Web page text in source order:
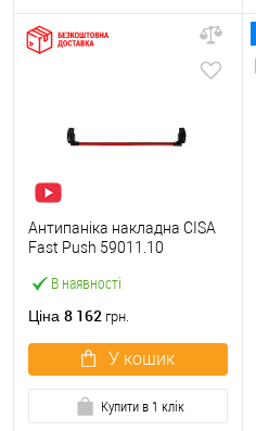
В наявності
Антипаніка накладна CISA
Fast Push 59011.10
штангою 900 мм червона
Ціна 8 162 грн.
У кошик
Купити в 1 клік